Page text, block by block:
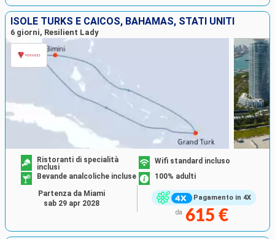
ISOLE TURKS E CAICOS, BAHAMAS, STATI UNITI
6 giorni, Resilient Lady
Pagamento in 4X
Ristoranti di specialità
inclusi
Wifi standard incluso
Bevande analcoliche incluse
100% adulti
da 615 €
Partenza da Miami
sab 29 apr 2028